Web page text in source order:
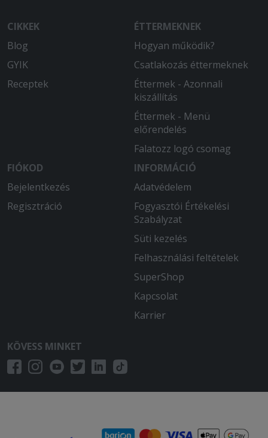
CIKKEK
Blog
GYIK
Receptek
ÉTTERMEKNEK
Hogyan működik?
Csatlakozás éttermeknek
Éttermek - Azonnali
kiszállítás
Éttermek - Menü
előrendelés
Falatozz logó csomag
FIÓKOD
Bejelentkezés
Regisztráció
INFORMÁCIÓ
Adatvédelem
Fogyasztói Értékelési
Szabályzat
Süti kezelés
Felhasználási feltételek
SuperShop
Kapcsolat
Karrier
KÖVESS MINKET